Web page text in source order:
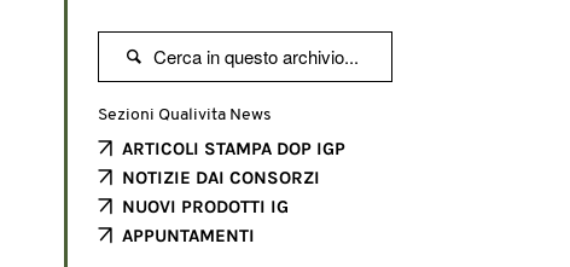

Sezioni Qualivita News
ARTICOLI STAMPA DOP IGP
NOTIZIE DAI CONSORZI
NUOVI PRODOTTI IG
APPUNTAMENTI